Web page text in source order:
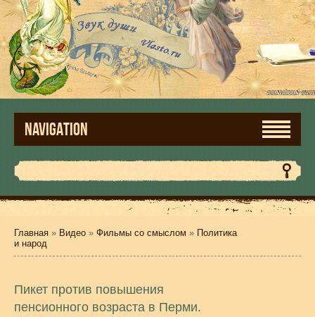
NAVIGATION
Главная » Видео » Фильмы со смыслом » Политика
и народ
Пикет против повышения
пенсионного возраста в Перми.